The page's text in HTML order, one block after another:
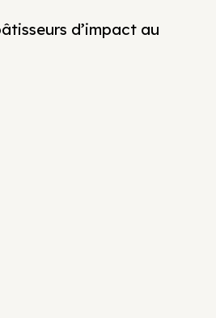
d’impact au